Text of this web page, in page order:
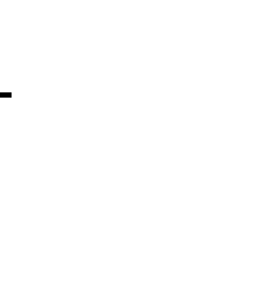
und
und versorgungstechnischen